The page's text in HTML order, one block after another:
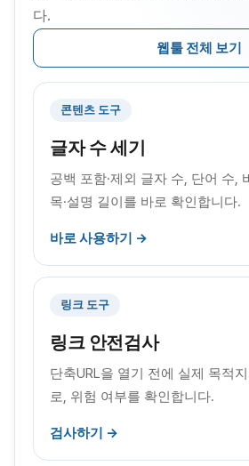
다.
웹툴 전체 보기
콘텐츠 도구
글자 수 세기
공백 포함·제외 글자 수, 단어 수,
목·설명 길이를 바로 확인합니다.
바로 사용하기 →
링크 도구
링크 안전검사
단축URL을 열기 전에 실제 목적
로, 위험 여부를 확인합니다.
검사하기 →